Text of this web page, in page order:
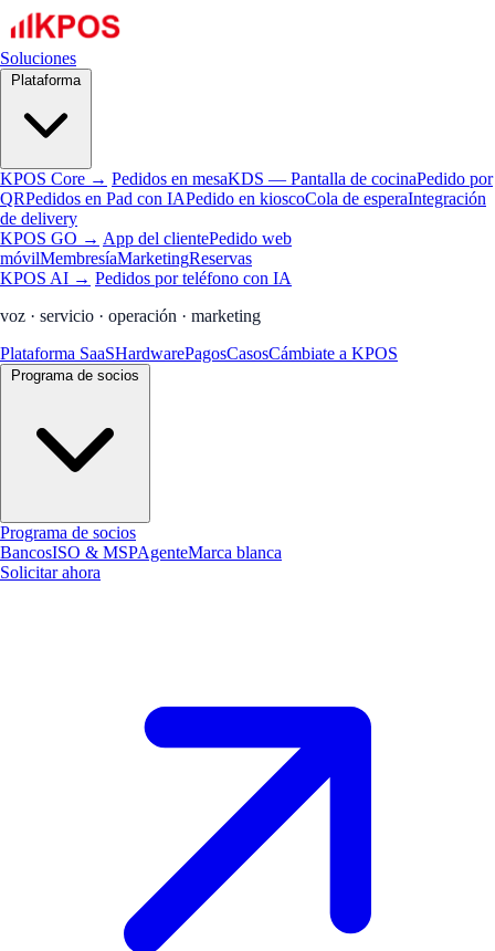
Soluciones
Plataforma
KPOS Core → Pedidos en mesaKDS — Pantalla de cocinaPedido por
QRPedidos en Pad con IAPedido en kioscoCola de esperaIntegración
de delivery
KPOS GO → App del clientePedido web
móvilMembresíaMarketingReservas
KPOS AI → Pedidos por teléfono con IA
voz · servicio · operación · marketing
Plataforma SaaSHardwarePagosCasosCámbiate a KPOS
Programa de socios
BancosISO & MSPAgenteMarca blanca
Solicitar ahora